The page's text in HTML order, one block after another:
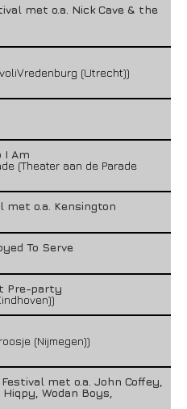
met o.a. Nick Cave & the
(Utrecht))
I Am
(Theater aan de Parade
met o.a. Kensington
To Serve
Pre-party
(Nijmegen))
met o.a. John Coffey,
Wodan Boys,